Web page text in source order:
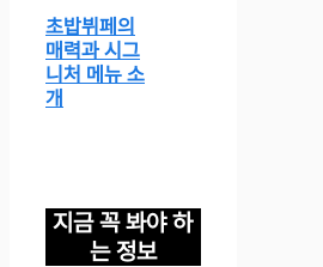
초밥뷔페의
매력과 시그
니처 메뉴 소
개
지금 꼭 봐야 하
는 정보